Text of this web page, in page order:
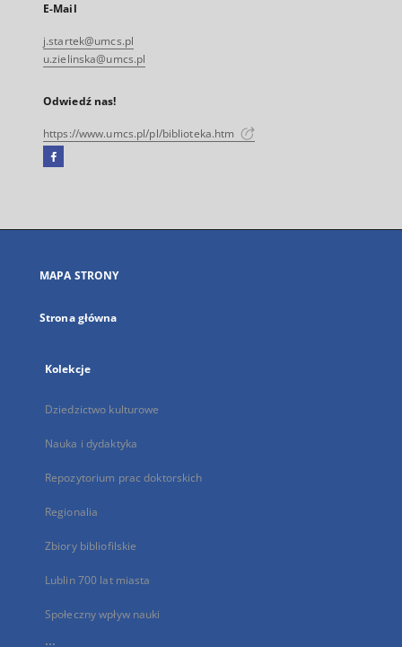
E-Mail
j.startek@umcs.pl
u.zielinska@umcs.pl
Odwiedź nas!
https://www.umcs.pl/pl/biblioteka.htm
Facebook
się
karcie
MAPA STRONY
Strona główna
Kolekcje
Dziedzictwo kulturowe
Nauka i dydaktyka
Repozytorium prac doktorskich
Regionalia
Zbiory bibliofilskie
Lublin 700 lat miasta
Społeczny wpływ nauki
...